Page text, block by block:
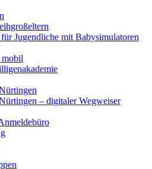
Jugendliche mit Babysimulatoren
– digitaler Wegweiser